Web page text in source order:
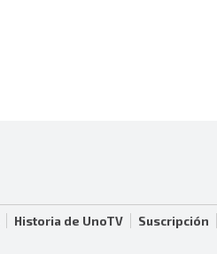
Historia de UnoTV Suscripción